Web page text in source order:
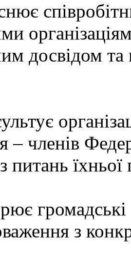
досвідом та
– членів
питань їхньої
громадські
з